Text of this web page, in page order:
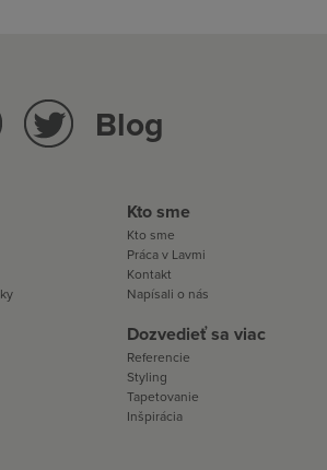
Blog
Kto sme
Kto sme
Práca v Lavmi
Kontakt
Napísali o nás
Dozvedieť sa viac
Referencie
Styling
Tapetovanie
Inšpirácia